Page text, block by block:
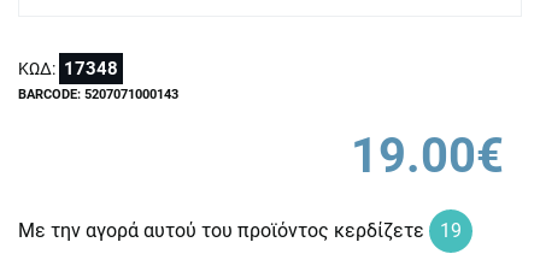
ΚΩΔ: 17348
BARCODE: 5207071000143
19.00€
Με την αγορά αυτού του προϊόντος κερδίζετε
19